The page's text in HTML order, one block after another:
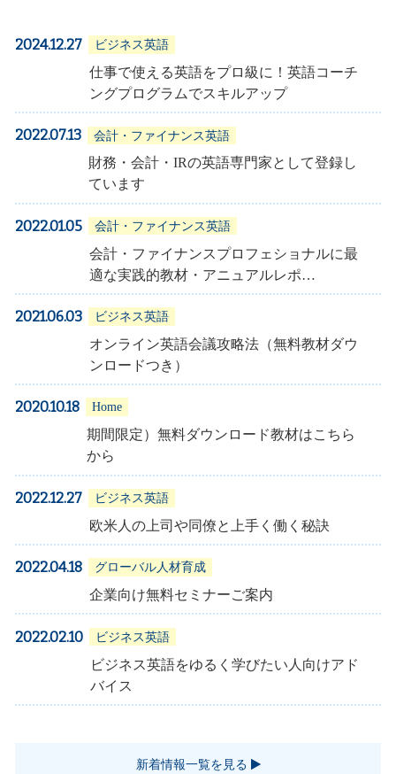
2024.12.27 ビジネス英語
仕事で使える英語をプロ級に！英語コーチ
ングプログラムでスキルアップ
2022.07.13 会計・ファイナンス英語
財務・会計・IRの英語専門家として登録し
ています
2022.01.05 会計・ファイナンス英語
会計・ファイナンスプロフェショナルに最
適な実践的教材・アニュアルレポ…
2021.06.03 ビジネス英語
オンライン英語会議攻略法（無料教材ダウ
ンロードつき）
2020.10.18 Home
期間限定）無料ダウンロード教材はこちら
から
2022.12.27 ビジネス英語
欧米人の上司や同僚と上手く働く秘訣
2022.04.18 グローバル人材育成
企業向け無料セミナーご案内
2022.02.10 ビジネス英語
ビジネス英語をゆるく学びたい人向けアド
バイス
新着情報一覧を見る